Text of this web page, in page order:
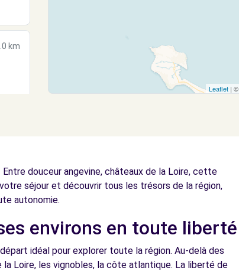
km
Leaflet | ©
douceur angevine, châteaux de la Loire, cette
séjour et découvrir tous les trésors de la région,
autonomie.
environs en toute liberté
idéal pour explorer toute la région. Au-delà des
Loire, les vignobles, la côte atlantique. La liberté de